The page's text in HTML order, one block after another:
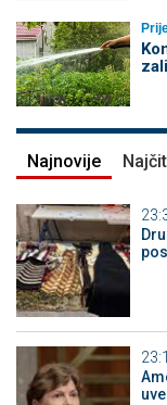
Najnovije